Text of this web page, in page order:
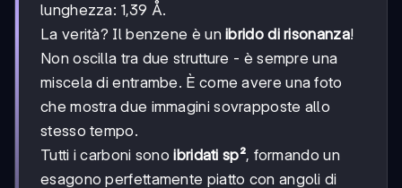
lunghezza: 1,39 Å.
La verità? Il benzene è unibrido di risonanza!
Non oscilla tra due strutture - è sempre una
miscela di entrambe. È come avere una foto
che mostra due immagini sovrapposte allo
stesso tempo.
Tutti i carboni sonoibridati sp², formando un
esagono perfettamente piatto con angoli di